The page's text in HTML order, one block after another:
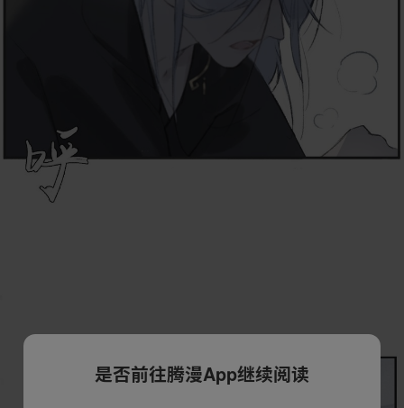
是否前往腾漫App继续阅读